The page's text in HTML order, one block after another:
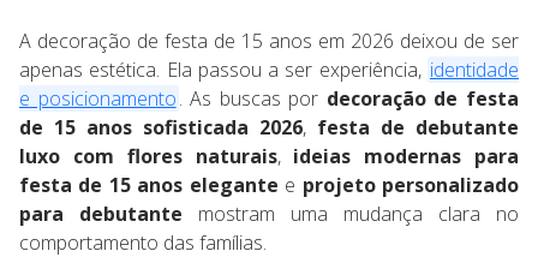
A decoração de festa de 15 anos em 2026 deixou de ser
apenas estética. Ela passou a ser experiência, identidade
e posicionamento. As buscas por decoração de festa
de 15 anos sofisticada 2026, festa de debutante
luxo com flores naturais, ideias modernas para
festa de 15 anos elegante e projeto personalizado
para debutante mostram uma mudança clara no
comportamento das famílias.